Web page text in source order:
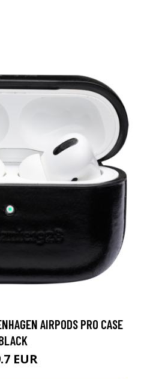
AIRPODS PRO CASE
EUR